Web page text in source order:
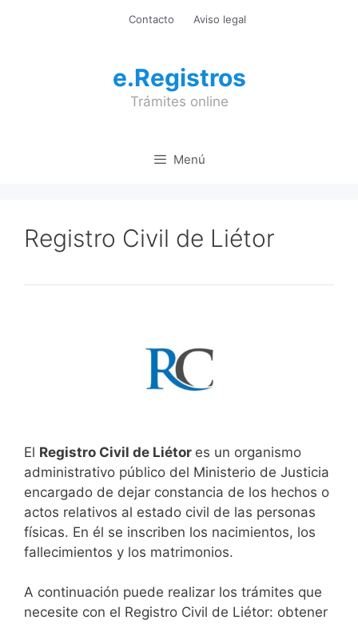
Contacto Aviso legal
e.Registros
Trámites online
Menú
Registro Civil de Liétor
El Registro Civil de Liétor es un organismo
administrativo público del Ministerio de Justicia
encargado de dejar constancia de los hechos o
actos relativos al estado civil de las personas
físicas. En él se inscriben los nacimientos, los
fallecimientos y los matrimonios.
A continuación puede realizar los trámites que
necesite con el Registro Civil de Liétor: obtener